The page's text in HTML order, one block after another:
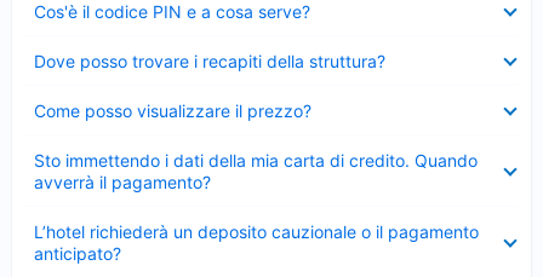
Cos'è il codice PIN e a cosa serve?
chiuso
Dove posso trovare i recapiti della struttura?
chiuso
Come posso visualizzare il prezzo?
chiuso
Sto immettendo i dati della mia carta di credito. Quando
avverrà il pagamento?
chiuso
L’hotel richiederà un deposito cauzionale o il pagamento
anticipato?
chiuso